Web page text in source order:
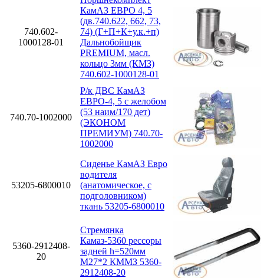
740.602-
1000128-01
КамАЗ ЕВРО 4, 5
(дв.740.622, 662, 73,
74) (Г+П+К+у.к.+п)
Дальнобойщик
PREMIUM, масл.
кольцо 3мм (КМЗ)
740.602-1000128-01
740.70-1002000
Р/к ДВС КамАЗ
ЕВРО-4, 5 с желобом
(53 наим/170 дет)
(ЭКОНОМ
ПРЕМИУМ) 740.70-
1002000
53205-6800010
Сиденье КамАЗ Евро
водителя
(анатомическое, с
подголовником)
ткань 53205-6800010
5360-2912408-
20
Стремянка
Камаз-5360 рессоры
задней h=520мм
М27*2 КММЗ 5360-
2912408-20